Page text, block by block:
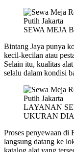
SEWA MEJA
Bintang Jaya punya
kecil-kecilan atau
Selain itu, kualitas
selalu dalam kondisi
LAYANAN
UKURAN
Proses penyewaan di
langsung datang ke
katalog alat yang